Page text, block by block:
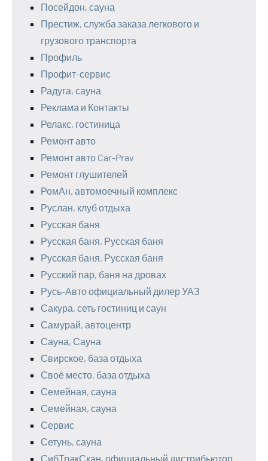
Посейдон, сауна
Престиж, служба заказа легкового и
грузового транспорта
Профиль
Профит-сервис
Радуга, сауна
Реклама и Контакты
Релакс, гостиница
Ремонт авто
Ремонт авто Car-Prav
Ремонт глушителей
РомАн, автомоечный комплекс
Руслан, клуб отдыха
Русская баня
Русская баня, Русская баня
Русская баня, Русская баня
Русский пар, баня на дровах
Русь-Авто официальный дилер УАЗ
Сакура, сеть гостиниц и саун
Самурай, автоцентр
Сауна, Сауна
Свирское, база отдыха
Своё место, база отдыха
Семейная, сауна
Семейная, сауна
Сервис
Сетунь, сауна
СибТракСкан, официальный дистрибьютор